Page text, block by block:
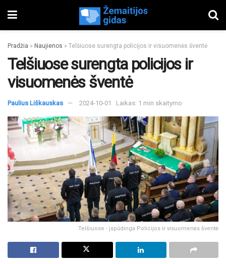
Pradžia » Naujienos » Telšiuose surengta policijos ir visuomenės šventė
Telšiuose surengta policijos ir
visuomenės šventė
Paulius Liškauskas 2024-10-01 Laikas: 1 min skaitymo
Telšiuose - įspūdinga Policijos ir visuomenės šventė